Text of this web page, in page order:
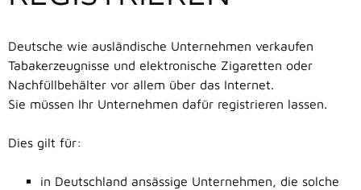
Deutsche wie ausländische Unternehmen verkaufen
Tabakerzeugnisse und elektronische Zigaretten oder
Nachfüllbehälter vor allem über das Internet.
Sie müssen Ihr Unternehmen dafür registrieren lassen.
Dies gilt für:
in Deutschland ansässige Unternehmen, die solche